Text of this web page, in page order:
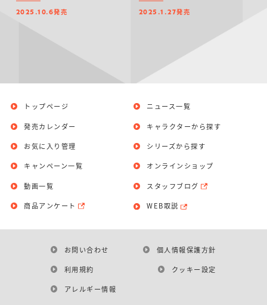
2025.10.6発売 2025.1.27発売
トップページ
発売カレンダー
お気に入り管理
ニュース一覧
キャラクターから探す
シリーズから探す
キャンペーン一覧
動画一覧
商品アンケート
オンラインショップ
スタッフブログ
WEB取説
お問い合わせ 個人情報保護方針
利用規約 クッキー設定
アレルギー情報